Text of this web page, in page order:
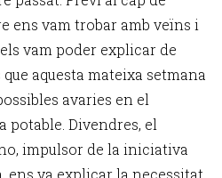
ens vam trobar amb veïns i
vam poder explicar de
aquesta mateixa setmana
avaries en el
potable. Divendres, el
impulsor de la iniciativa
ens va explicar la necessitat